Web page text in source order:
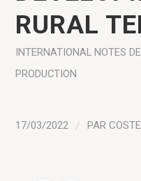
RURAL
INTERNATIONAL NOTES
PRODUCTION
17/03/2022 / PAR